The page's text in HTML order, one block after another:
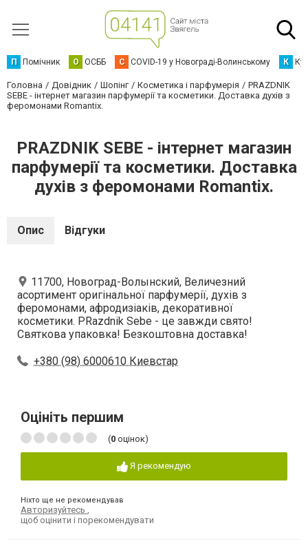
П Помічник О ОСББ C COVID-19 у Новограді-Волинському К
Головна Довідник Шопінг Косметика і парфумерія
PRAZDNIK
SEBE - інтернет магазин парфумерії та косметики. Доставка духів з
феромонами Romantix.
PRAZDNIK SEBE - інтернет магазин
парфумерії та косметики. Доставка
духів з феромонами Romantix.
Опис Відгуки
11700, Новоград-Волынский, Величезний
асортимент оригінальної парфумерії, духів з
феромонами, афродизіаків, декоративної
косметики. PRazdnik Sebe - це завжди свято!
Святкова упаковка! Безкоштовна доставка!
+380 (98) 6000610 Киевстар
Оцініть першим
(0 оцінок)
Я рекомендую
Ніхто ще не рекомендував
Авторизуйтесь
щоб оцінити і порекомендувати